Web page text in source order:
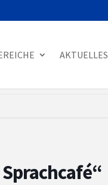
AKTUELLES